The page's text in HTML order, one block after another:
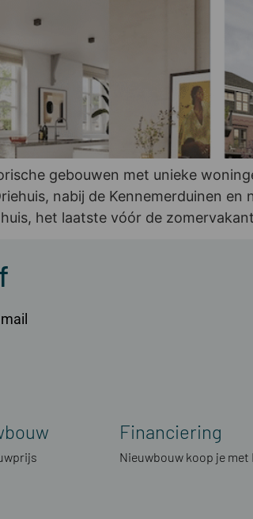
gebouwen met unieke
nabij de Kennemerduinen en
het laatste vóór de
Financiering
Nieuwbouw koop je met